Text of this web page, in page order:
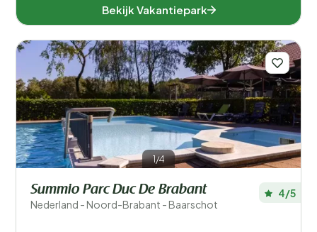
Aantal slaapkamers
Aantal badkamers
Bekijk Vakantiepark
1/4
Summio Parc Duc De Brabant
Nederland - Noord-Brabant - Baarschot
4/5